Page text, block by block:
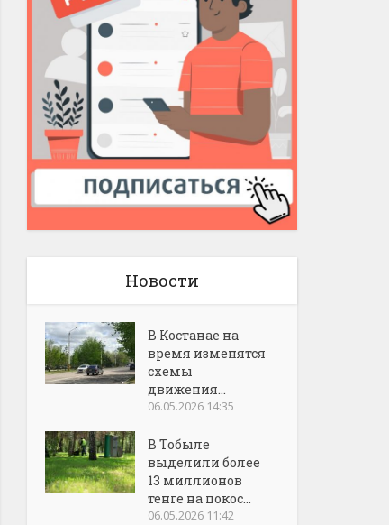
Новости
В Костанае на
время изменятся
схемы
движения...
06.05.2026 14:35
В Тобыле
выделили более
13 миллионов
тенге на покос...
06.05.2026 11:42